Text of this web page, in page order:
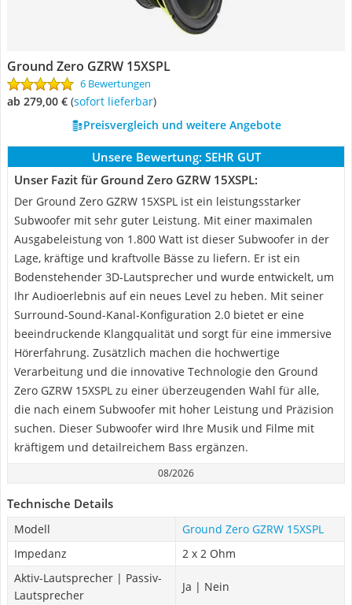
Ground Zero GZRW 15XSPL
6 Bewertungen
ab 279,00 € ( Sofort lieferbar)
Preisvergleich und weitere Angebote
Unsere Bewertung: SEHR GUT
Unser Fazit für Ground Zero GZRW 15XSPL:
Der Ground Zero GZRW 15XSPL ist ein leistungsstarker
Subwoofer mit sehr guter Leistung. Mit einer maximalen
Ausgabeleistung von 1.800 Watt ist dieser Subwoofer in der
Lage, kräftige und kraftvolle Bässe zu liefern. Er ist ein
Bodenstehender 3D-Lautsprecher und wurde entwickelt, um
Ihr Audioerlebnis auf ein neues Level zu heben. Mit seiner
Surround-Sound-Kanal-Konfiguration 2.0 bietet er eine
beeindruckende Klangqualität und sorgt für eine immersive
Hörerfahrung. Zusätzlich machen die hochwertige
Verarbeitung und die innovative Technologie den Ground
Zero GZRW 15XSPL zu einer überzeugenden Wahl für alle,
die nach einem Subwoofer mit hoher Leistung und Präzision
suchen. Dieser Subwoofer wird Ihre Musik und Filme mit
kräftigem und detailreichem Bass ergänzen.
08/2026
Technische Details
Modell
Ground Zero GZRW 15XSPL
Impedanz
2 x 2 Ohm
Aktiv-Lautsprecher | Passiv-
Lautsprecher
Ja | Nein